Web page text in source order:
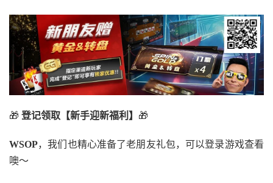
🎁 登记领取【新手迎新福利】 🎁
WSOP，我们也精心准备了老朋友礼包，可以登录游戏查看
噢～